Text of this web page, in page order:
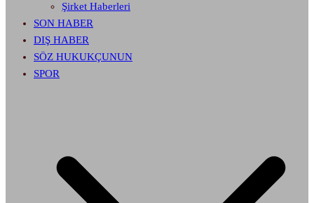
Şirket Haberleri
SON HABER
DIŞ HABER
SÖZ HUKUKÇUNUN
SPOR